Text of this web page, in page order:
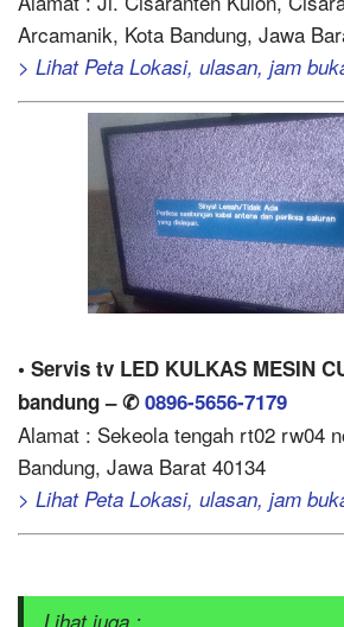
Arcamanik, Kota Bandung, Jawa
> Lihat Peta Lokasi, ulasan, jam
• Servis tv LED KULKAS MESIN
bandung – ✆0896-5656-7179
Alamat : Sekeola tengah rt02 rw04
Bandung, Jawa Barat 40134
> Lihat Peta Lokasi, ulasan, jam
Lihat juga :